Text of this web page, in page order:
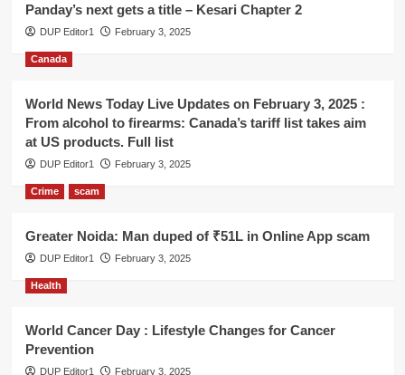
Panday’s next gets a title – Kesari Chapter 2
DUP Editor1 February 3, 2025
Canada
World News Today Live Updates on February 3, 2025 :
From alcohol to firearms: Canada’s tariff list takes aim
at US products. Full list
DUP Editor1 February 3, 2025
Crime scam
Greater Noida: Man duped of ₹51L in Online App scam
DUP Editor1 February 3, 2025
Health
World Cancer Day : Lifestyle Changes for Cancer
Prevention
DUP Editor1 February 3, 2025